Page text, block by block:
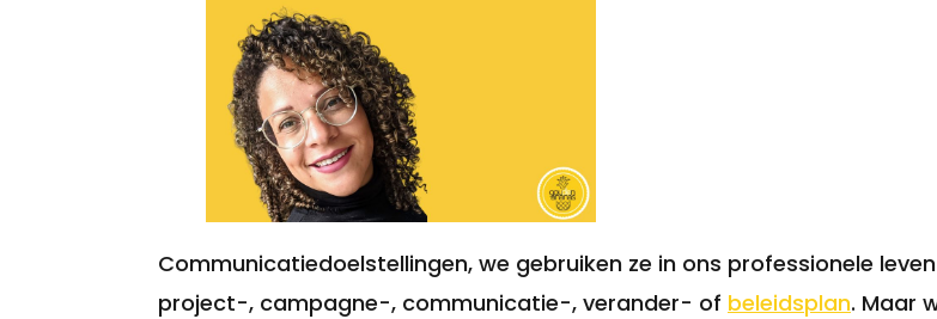
Communicatiedoelstellingen, we gebruiken ze in ons professionele
project-, campagne-, communicatie-, verander- of beleidsplan. Maar